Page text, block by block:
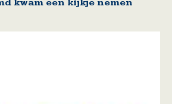
kwam een kijkje nemen